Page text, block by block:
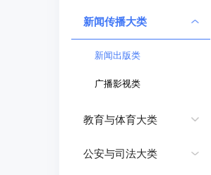
新闻传播大类
新闻出版类
广播影视类
教育与体育大类
公安与司法大类